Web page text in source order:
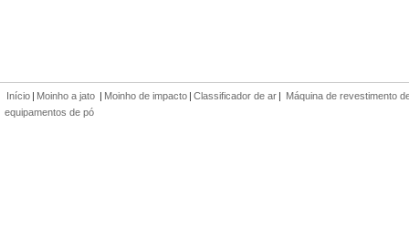
Início | Moinho a jato | Moinho de impacto | Classificador de ar | Máquina de revestimento
equipamentos de pó